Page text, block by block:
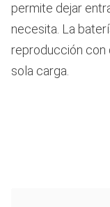
permite dejar
necesita. La
reproducción con
sola carga.